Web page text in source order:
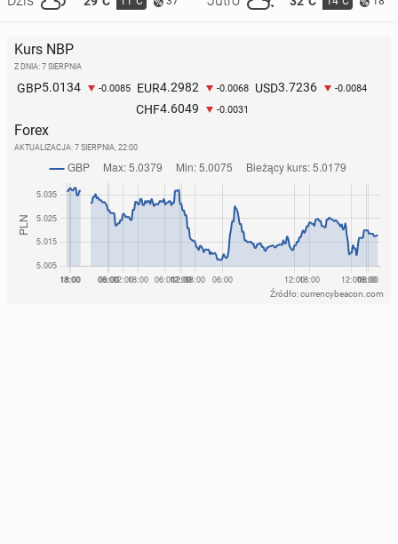
Kurs NBP
Z DNIA: 7 SIERPNIA
GBP5.0134 -0.0085 EUR4.2982 -0.0068 USD3.7236 -0.0084
CHF4.6049 -0.0031
Forex
AKTUALIZACJA: 7 SIERPNIA, 22:00
Źródło: currencybeacon.com